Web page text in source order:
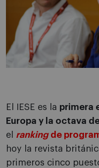
El IESE es la primera
Europa y la octava
el rankingde
hoy la revista
primeros cinco